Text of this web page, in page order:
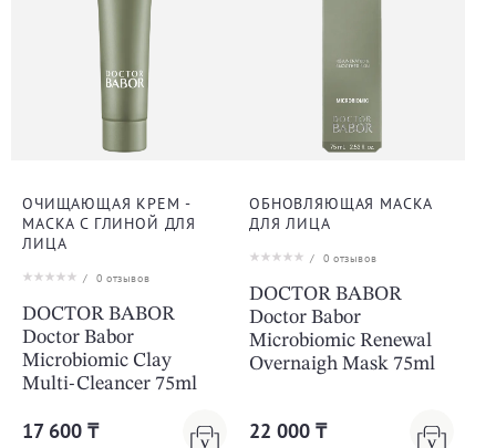
ОЧИЩАЮЩАЯ КРЕМ -
МАСКА С ГЛИНОЙ ДЛЯ
ЛИЦА
/ 0 отзывов
DOCTOR BABOR
Doctor Babor
Microbiomic Clay
Multi-Cleancer 75ml
17 600 ₸
ОБНОВЛЯЮЩАЯ МАСКА
ДЛЯ ЛИЦА
/ 0 отзывов
DOCTOR BABOR
Doctor Babor
Microbiomic Renewal
Overnaigh Mask 75ml
22 000 ₸